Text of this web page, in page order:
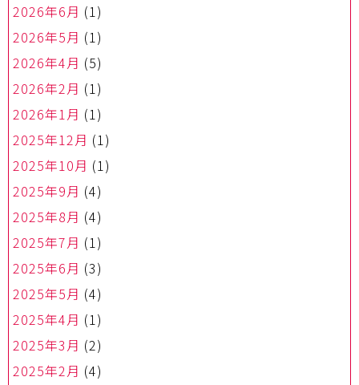
2026年6月 (1)
2026年5月 (1)
2026年4月 (5)
2026年2月 (1)
2026年1月 (1)
2025年12月 (1)
2025年10月 (1)
2025年9月 (4)
2025年8月 (4)
2025年7月 (1)
2025年6月 (3)
2025年5月 (4)
2025年4月 (1)
2025年3月 (2)
2025年2月 (4)